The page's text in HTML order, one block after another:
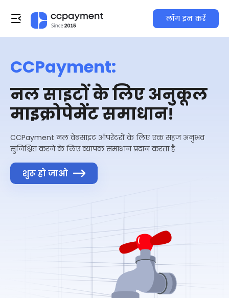
लॉग इन करें
CCPayment:
नल साइटों के लिए अनुकूल
माइक्रोपेमेंट समाधान!
CCPayment नल वेबसाइट ऑपरेटरों के लिए एक सहज अनुभव
सुनिश्चित करने के लिए व्यापक समाधान प्रदान करता है
शुरू हो जाओ